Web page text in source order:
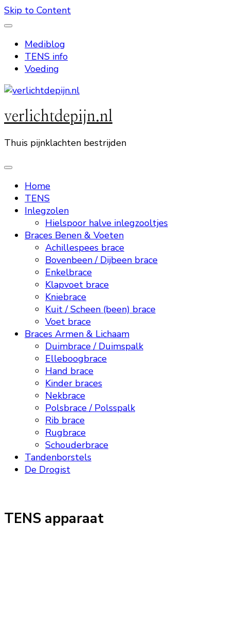
Skip to Content
Mediblog
TENS info
Voeding
verlichtdepijn.nl
Thuis pijnklachten bestrijden
Home
TENS
Inlegzolen
Hielspoor halve inlegzooltjes
Braces Benen & Voeten
Achillespees brace
Bovenbeen / Dijbeen brace
Enkelbrace
Klapvoet brace
Kniebrace
Kuit / Scheen (been) brace
Voet brace
Braces Armen & Lichaam
Duimbrace / Duimspalk
Elleboogbrace
Hand brace
Kinder braces
Nekbrace
Polsbrace / Polsspalk
Rib brace
Rugbrace
Schouderbrace
Tandenborstels
De Drogist
TENS apparaat